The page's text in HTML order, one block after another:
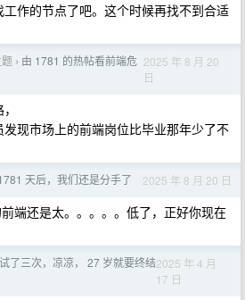
作的节点了吧。这个时候再找不到合适
› 由 1781 的热帖看前端危 2025 年 8 月 20
日
现市场上的前端岗位比毕业那年少了不
天后，我们还是分手了 2025 年 8 月 20 日
端还是太。。。。。低了，正好你现在
了三次，凉凉， 27 岁就要终结2025 年 4 月
17 日